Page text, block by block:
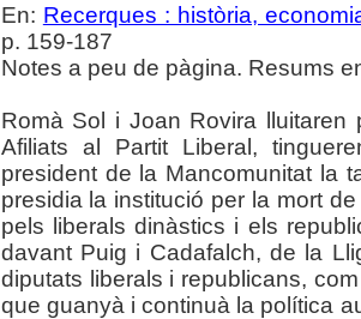
En: Recerques : història,
p. 159-187
Notes a peu de pàgina. Resums
Romà Sol i Joan Rovira
Afiliats al Partit Liberal,
president de la Mancomunitat la
presidia la institució per la mort
pels liberals dinàstics i els
davant Puig i Cadafalch, de la
diputats liberals i republicans,
que guanyà i continuà la política